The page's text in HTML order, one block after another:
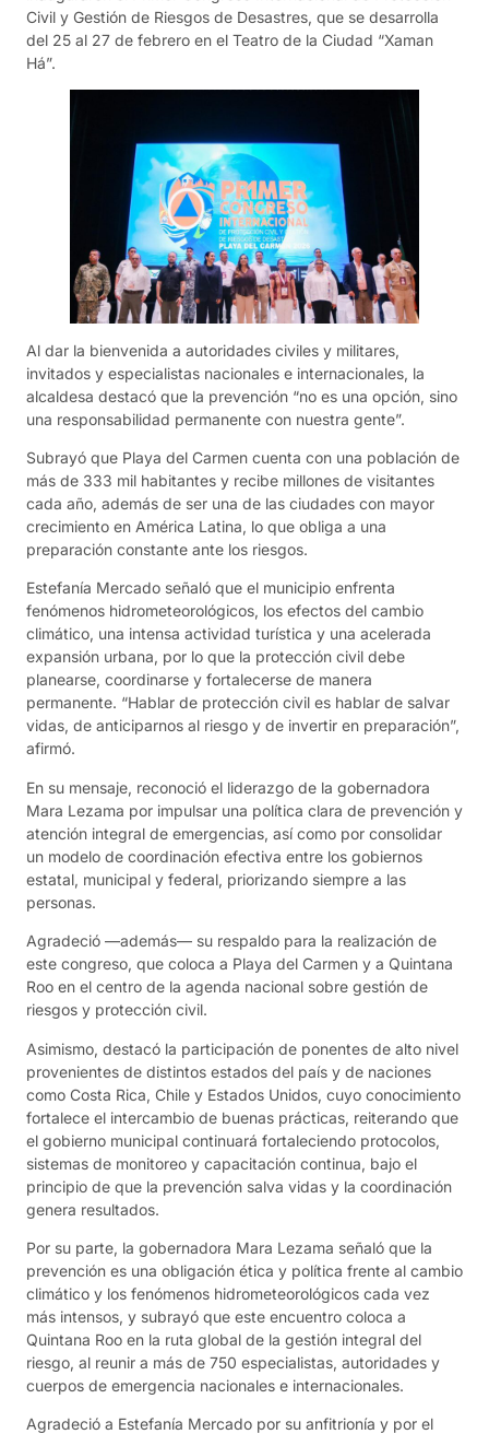
Civil y Gestión de Riesgos de Desastres, que se desarrolla
del 25 al 27 de febrero en el Teatro de la Ciudad “Xaman
Há”.
Al dar la bienvenida a autoridades civiles y militares,
invitados y especialistas nacionales e internacionales, la
alcaldesa destacó que la prevención “no es una opción, sino
una responsabilidad permanente con nuestra gente”.
Subrayó que Playa del Carmen cuenta con una población de
más de 333 mil habitantes y recibe millones de visitantes
cada año, además de ser una de las ciudades con mayor
crecimiento en América Latina, lo que obliga a una
preparación constante ante los riesgos.
Estefanía Mercado señaló que el municipio enfrenta
fenómenos hidrometeorológicos, los efectos del cambio
climático, una intensa actividad turística y una acelerada
expansión urbana, por lo que la protección civil debe
planearse, coordinarse y fortalecerse de manera
permanente. “Hablar de protección civil es hablar de salvar
vidas, de anticiparnos al riesgo y de invertir en preparación”,
afirmó.
En su mensaje, reconoció el liderazgo de la gobernadora
Mara Lezama por impulsar una política clara de prevención y
atención integral de emergencias, así como por consolidar
un modelo de coordinación efectiva entre los gobiernos
estatal, municipal y federal, priorizando siempre a las
personas.
Agradeció —además— su respaldo para la realización de
este congreso, que coloca a Playa del Carmen y a Quintana
Roo en el centro de la agenda nacional sobre gestión de
riesgos y protección civil.
Asimismo, destacó la participación de ponentes de alto nivel
provenientes de distintos estados del país y de naciones
como Costa Rica, Chile y Estados Unidos, cuyo conocimiento
fortalece el intercambio de buenas prácticas, reiterando que
el gobierno municipal continuará fortaleciendo protocolos,
sistemas de monitoreo y capacitación continua, bajo el
principio de que la prevención salva vidas y la coordinación
genera resultados.
Por su parte, la gobernadora Mara Lezama señaló que la
prevención es una obligación ética y política frente al cambio
climático y los fenómenos hidrometeorológicos cada vez
más intensos, y subrayó que este encuentro coloca a
Quintana Roo en la ruta global de la gestión integral del
riesgo, al reunir a más de 750 especialistas, autoridades y
cuerpos de emergencia nacionales e internacionales.
Agradeció a Estefanía Mercado por su anfitrionía y por el